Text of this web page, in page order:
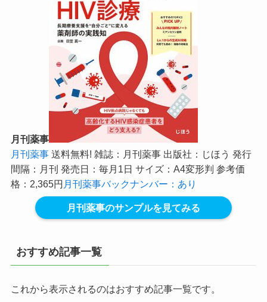
月刊薬事
月刊薬事送料無料! 雑誌：月刊薬事 出版社：じほう 発行
間隔：月刊 発売日：毎月1日 サイズ：A4変形判 参考価
格：2,365円 月刊薬事バックナンバー：あり
月刊薬事のサンプルを見てみる
おすすめ記事一覧
これから表示されるのはおすすめ記事一覧です。